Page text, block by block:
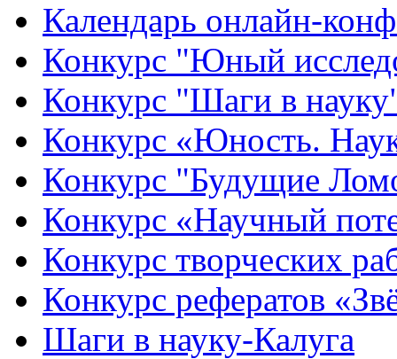
Календарь онлайн-
Конкурс "Юный
Конкурс "Шаги в
Конкурс «Юность.
Конкурс "Будущие
Конкурс «Научный
Конкурс творческих
Конкурс рефератов
Шаги в науку-Калуга